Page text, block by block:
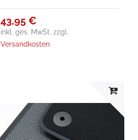
43,95 €
inkl. ges. MwSt. zzgl.
Versandkosten